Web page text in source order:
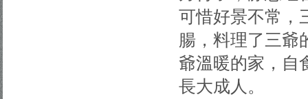
可惜好景不常，
腸，料理了三爺
爺溫暖的家，自
長大成人。